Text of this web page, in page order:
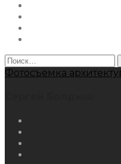
Найти:
Фотосъемка